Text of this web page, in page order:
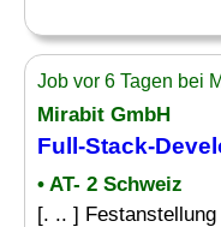
Job vor 6 Tagen bei
Mirabit GmbH
Full-Stack-
• AT- 2 Schweiz
[. .. ]